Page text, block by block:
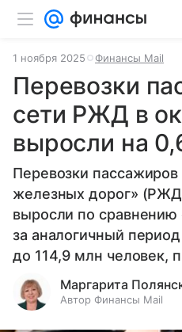
1 ноября 2025 Финансы Mail
Перевозки
сети РЖД в
выросли на
Перевозки пассажиров
железных дорог»
выросли по сравнению
за аналогичный
до 114,9 млн человек,
Маргарита
Автор Финансы Mail